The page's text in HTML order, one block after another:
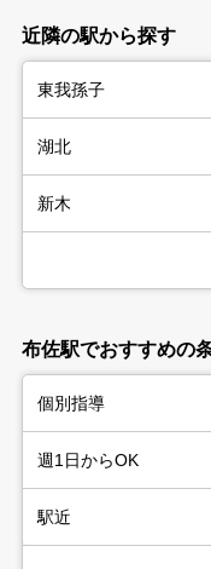
近隣の駅から探す
東我孫子
湖北
新木
布佐駅でおすすめの
個別指導
週1日からOK
駅近